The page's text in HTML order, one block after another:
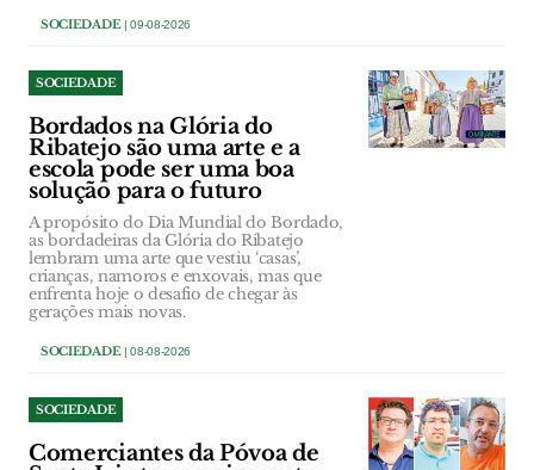
SOCIEDADE| 09-08-2026
SOCIEDADE
Bordados na Glória do
Ribatejo são uma arte e a
escola pode ser uma boa
solução para o futuro
A propósito do Dia Mundial do Bordado,
as bordadeiras da Glória do Ribatejo
lembram uma arte que vestiu ‘casas’,
crianças, namoros e enxovais, mas que
enfrenta hoje o desafio de chegar às
gerações mais novas.
SOCIEDADE| 08-08-2026
SOCIEDADE
Comerciantes da Póvoa de